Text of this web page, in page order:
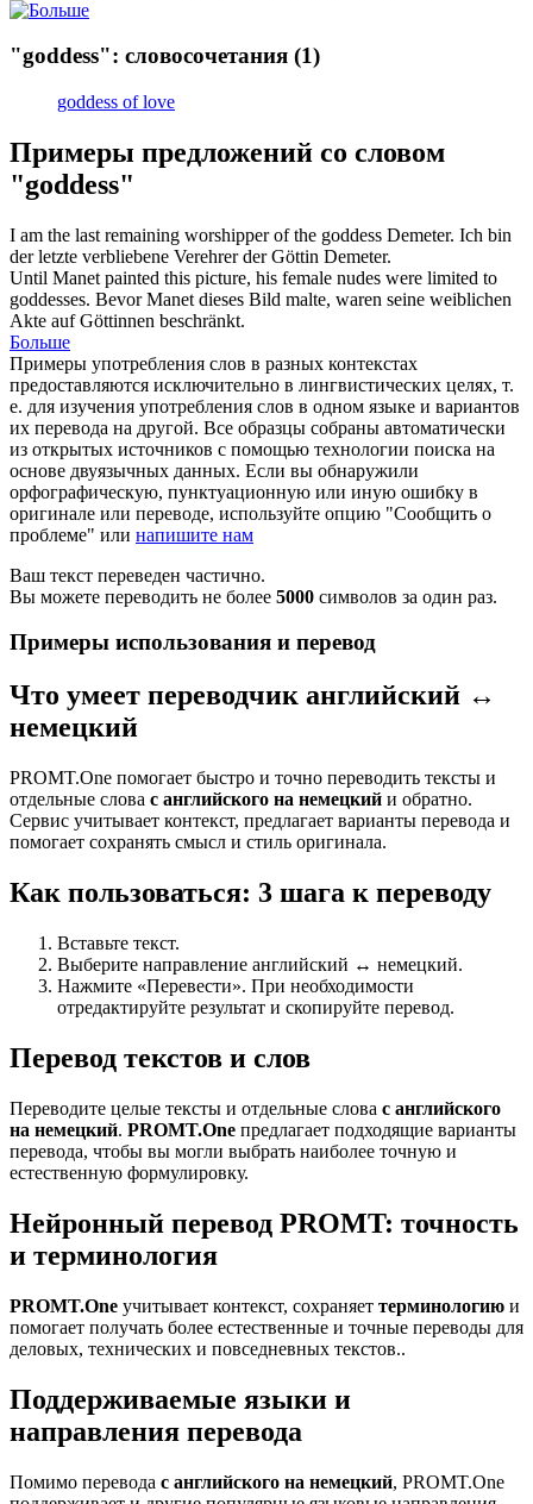
"goddess": словосочетания (1)
goddess of love
Примеры предложений со словом
"goddess"
I am the last remaining worshipper of the goddess Demeter. Ich bin
der letzte verbliebene Verehrer derGöttin Demeter.
Until Manet painted this picture, his female nudes were limited to
goddesses. Bevor Manet dieses Bild malte, waren seine weiblichen
Akte aufGöttinnen beschränkt.
Больше
Примеры употребления слов в разных контекстах
предоставляются исключительно в лингвистических целях, т.
е. для изучения употребления слов в одном языке и вариантов
их перевода на другой. Все образцы собраны автоматически
из открытых источников с помощью технологии поиска на
основе двуязычных данных. Если вы обнаружили
орфографическую, пунктуационную или иную ошибку в
оригинале или переводе, используйте опцию "Сообщить о
проблеме" или напишите нам
Ваш текст переведен частично.
Вы можете переводить не более 5000 символов за один раз.
Примеры использования и перевод
Что умеет переводчик английский ↔
немецкий
PROMT.One помогает быстро и точно переводить тексты и
отдельные слова с английского на немецкий и обратно.
Сервис учитывает контекст, предлагает варианты перевода и
помогает сохранять смысл и стиль оригинала.
Как пользоваться: 3 шага к переводу
Вставьте текст.
Выберите направление английский ↔ немецкий.
Нажмите «Перевести». При необходимости
отредактируйте результат и скопируйте перевод.
Перевод текстов и слов
Переводите целые тексты и отдельные слова с английского
на немецкий. PROMT.One предлагает подходящие варианты
перевода, чтобы вы могли выбрать наиболее точную и
естественную формулировку.
Нейронный перевод PROMT: точность
и терминология
PROMT.One учитывает контекст, сохраняет терминологию и
помогает получать более естественные и точные переводы для
деловых, технических и повседневных текстов..
Поддерживаемые языки и
направления перевода
Помимо перевода с английского на немецкий, PROMT.One